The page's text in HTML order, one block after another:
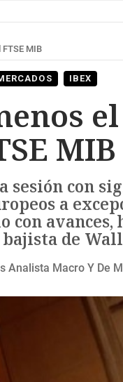
MIB
IBEX
MIB
sesión con
a
con
de